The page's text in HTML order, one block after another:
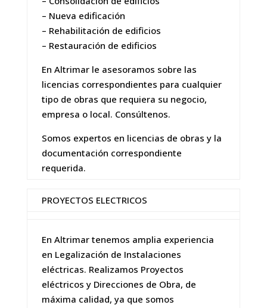
– Nueva edificación
– Rehabilitación de edificios
– Restauración de edificios
En Altrimar le asesoramos sobre las
licencias correspondientes para cualquier
tipo de obras que requiera su negocio,
empresa o local. Consúltenos.
Somos expertos en licencias de obras y la
documentación correspondiente
requerida.
PROYECTOS ELECTRICOS
En Altrimar tenemos amplia experiencia
en Legalización de Instalaciones
eléctricas. Realizamos Proyectos
eléctricos y Direcciones de Obra, de
máxima calidad, ya que somos